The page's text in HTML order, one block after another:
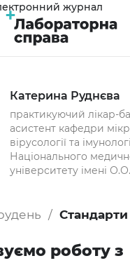
журнал
Катерина Руднєва
практикуючий лікар-
асистент кафедри
вірусології та
Національного
університету імені
Стандарти
роботу з